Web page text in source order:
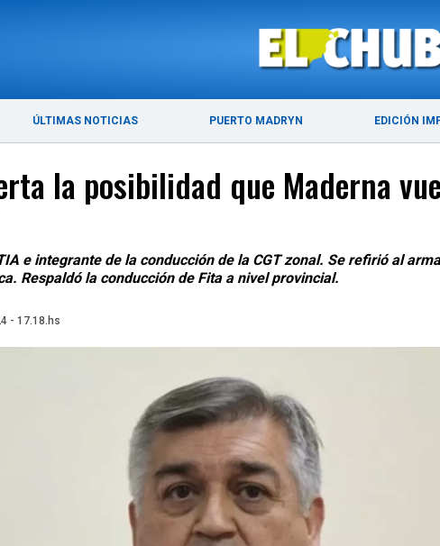
ÚLTIMAS NOTICIAS PUERTO MADRYN EDICIÓN
ÚLTIMAS
la posibilidad que Maderna
e integrante de la conducción de la CGT zonal. Se refirió al
Respaldó la conducción de Fita a nivel provincial.
- 17.18.hs